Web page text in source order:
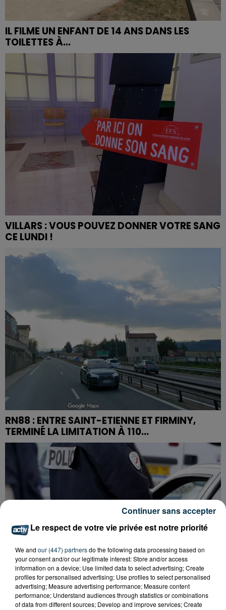
IL FILME UN ENFANT DE 14 ANS DANS LES
TOILETTES À...
VILLARS : VOUS POUVEZ DONNER VOTRE SANG
CE LUNDI !
RN88 : ENTRE SAINT-ETIENNE ET FIRMINY,
TERMINÉ LA LIMITATION À 110...
Le respect de votre vie privée est notre priorité
We and our (447) partnersdo the following data processing based on
your consent and/or our legitimate interest: Store and/or access
information on a device; Use limited data to select advertising; Create
profiles for personalised advertising; Use profiles to select personalised
advertising; Measure advertising performance; Measure content
performance; Understand audiences through statistics or combinations
of data from different sources; Develop and improve services; Create
Continuer sans accepter